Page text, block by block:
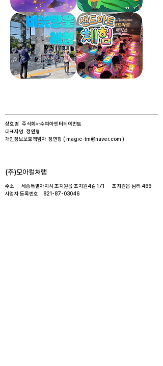
매
직
컬
알
라
딘
공
룡
월
드
체
험
상호명 주식회사수피아엔터테이먼트​
대표자명 정연형​
개인정보보호책임자 정연형 ( magic-tm@naver.com )
​(주)모아컬쳐랩
주소 세종특별자치시 조치원읍 조치원4길 171 · 조치원읍 남리 466​
사업자 등록번호 821-87-03046